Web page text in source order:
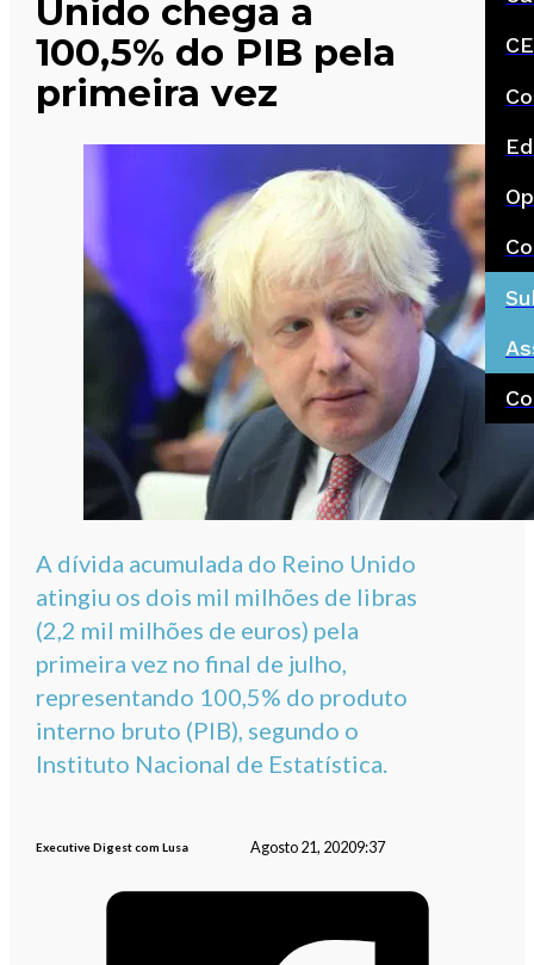
Unido chega a
100,5% do PIB pela
primeira vez
A dívida acumulada do Reino Unido
atingiu os dois mil milhões de libras
(2,2 mil milhões de euros) pela
primeira vez no final de julho,
representando 100,5% do produto
interno bruto (PIB), segundo o
Instituto Nacional de Estatística.
Executive Digest com Lusa Agosto 21, 20209:37